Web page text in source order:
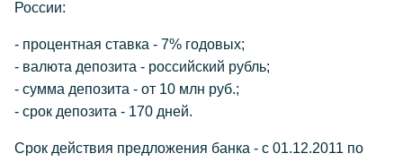
России:
- процентная ставка - 7% годовых;
- валюта депозита - российский рубль;
- сумма депозита - от 10 млн руб.;
- срок депозита - 170 дней.
Срок действия предложения банка - с 01.12.2011 по